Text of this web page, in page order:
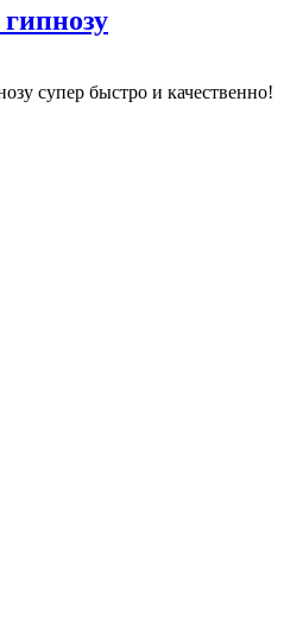
супер быстро и качественно!